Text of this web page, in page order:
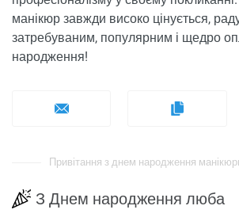
манікюр завжди високо цінується,
затребуваним, популярним і щедро
народження!
Привітання з днем ​​народження
З Днем народження люба